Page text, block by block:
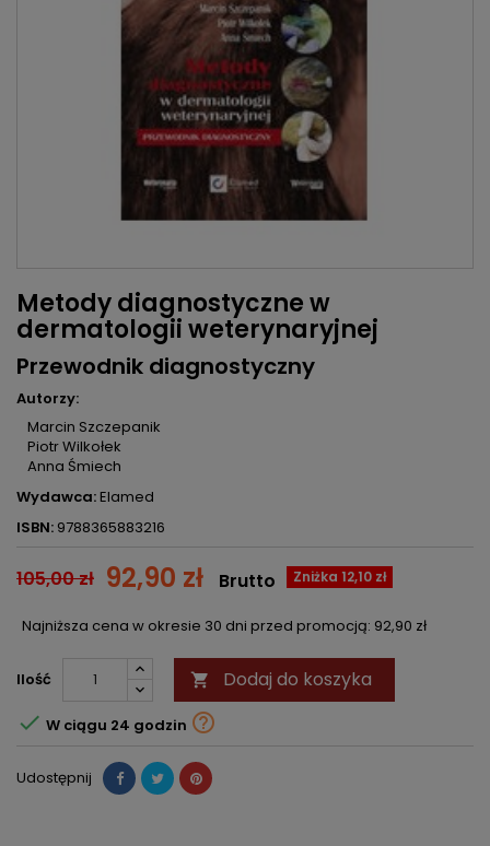
Metody diagnostyczne w
dermatologii weterynaryjnej
Przewodnik diagnostyczny
Autorzy:
Marcin Szczepanik
Piotr Wilkołek
Anna Śmiech
Wydawca:Elamed
ISBN: 9788365883216
105,00 zł 92,90 zł Zniżka 12,10 zł
Brutto
Najniższa cena w okresie 30 dni przed promocją: 92,90 zł
Ilość  Dodaj do koszyka
 W ciągu 24 godzin 
Udostępnij